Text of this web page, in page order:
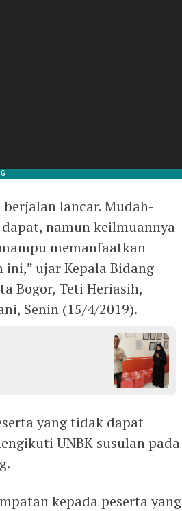
lancar. Mudah-
namun keilmuannya
memanfaatkan
ujar Kepala Bidang
Bogor, Teti Heriasih,
Senin (15/4/2019).
yang tidak dapat
UNBK susulan pada
kepada peserta yang